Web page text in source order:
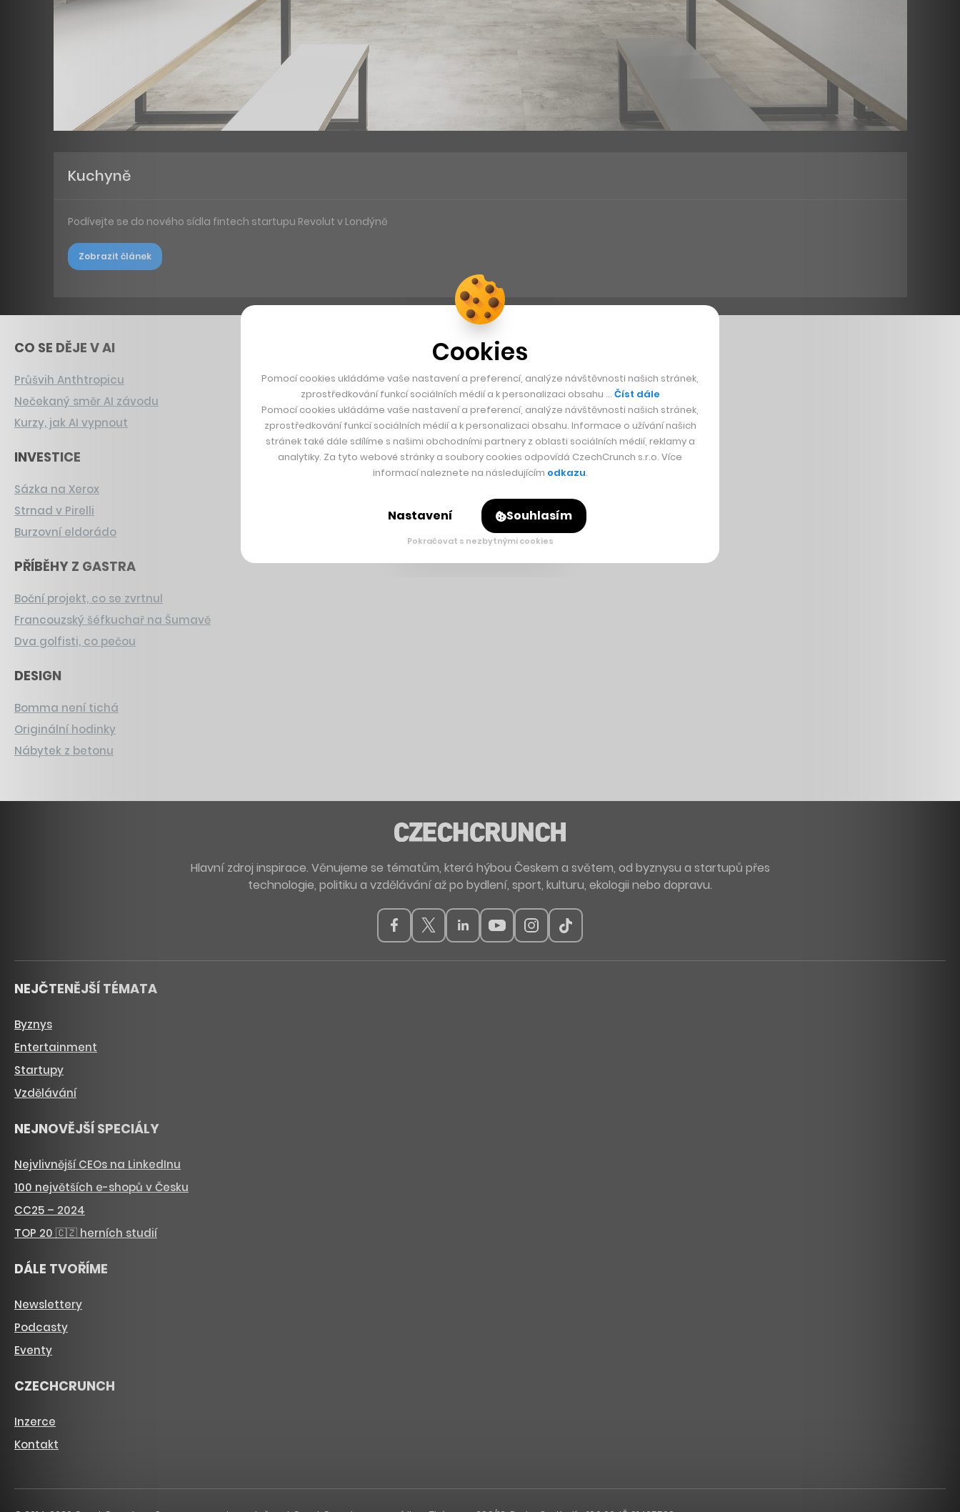
Kuchyně
Podívejte se do nového sídla fintech startupu Revolut v Londýně
Zobrazit článek
CO SE DĚJE V AI
Průšvih Anthtropicu
Nečekaný směr AI závodu
Kurzy, jak AI vypnout
INVESTICE
Sázka na Xerox
Strnad v Pirelli
Burzovní eldorádo
PŘÍBĚHY Z GASTRA
Boční projekt, co se zvrtnul
Francouzský šéfkuchař na Šumavě
Dva golfisti, co pečou
DESIGN
Bomma není tichá
Originální hodinky
Nábytek z betonu
Hlavní zdroj inspirace. Věnujeme se tématům, která hýbou Českem a světem, od byznysu a startupů přes
technologie, politiku a vzdělávání až po bydlení, sport, kulturu, ekologii nebo dopravu.
NEJČTENĚJŠÍ TÉMATA
Byznys
Entertainment
Startupy
Vzdělávání
NEJNOVĚJŠÍ SPECIÁLY
Nejvlivnější CEOs na LinkedInu
100 největších e-shopů v Česku
CC25 – 2024
TOP 20 🇨🇿 herních studií
DÁLE TVOŘÍME
Newslettery
Podcasty
Eventy
CZECHCRUNCH
Inzerce
Kontakt
Cookies
Pomocí cookies ukládáme vaše nastavení a preferencí, analýze návštěvnosti našich stránek,
zprostředkování funkcí sociálních médií a k personalizaci obsahu … Číst dále
Pomocí cookies ukládáme vaše nastavení a preferencí, analýze návštěvnosti našich stránek,
zprostředkování funkcí sociálních médií a k personalizaci obsahu. Informace o užívání našich
stránek také dále sdílíme s našimi obchodními partnery z oblasti sociálních médií, reklamy a
analytiky. Za tyto webové stránky a soubory cookies odpovídá CzechCrunch s.r.o. Více
informací naleznete na následujícím odkazu.
Nastavení Souhlasím
Pokračovat s nezbytnými cookies